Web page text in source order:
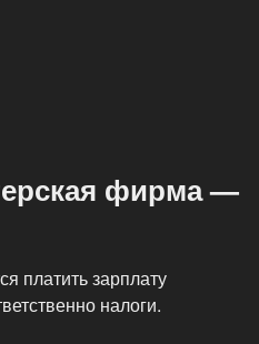
фирма —
платить зарплату
налоги.